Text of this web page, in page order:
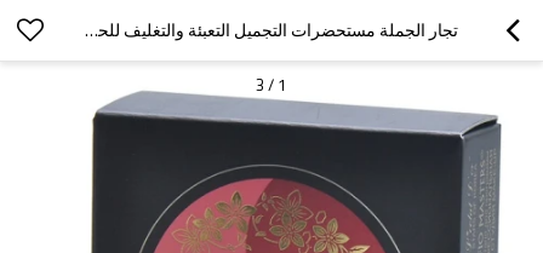
تجار الجملة مستحضرات التجميل التعبئة والتغليف للحصول على الحمرة مع شعار احباط الذهبي وورنيش بيرل
1
/
3